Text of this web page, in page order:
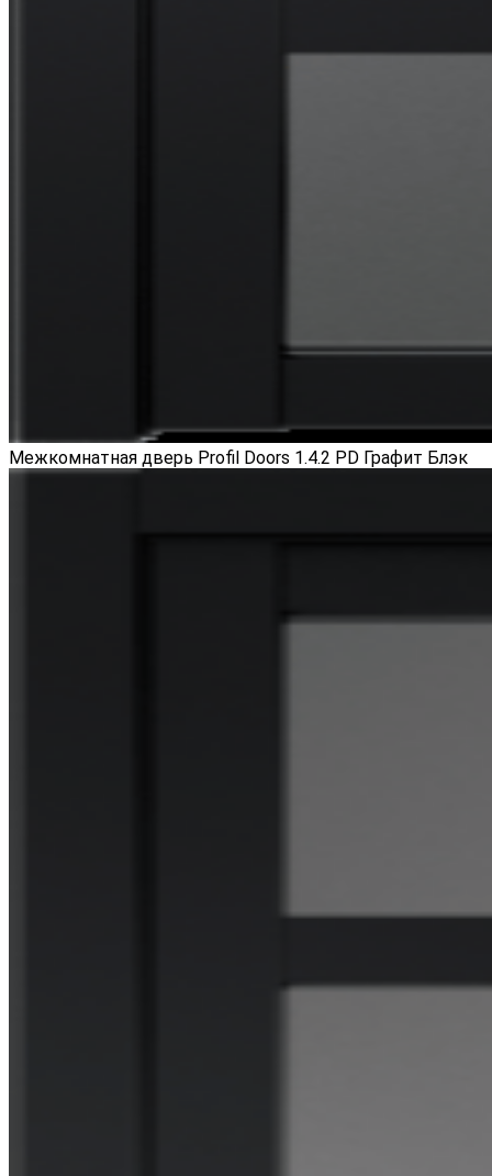
Межкомнатная дверь Profil Doors 1.4.2 PD Графит Блэк